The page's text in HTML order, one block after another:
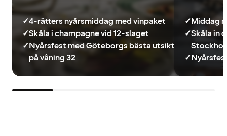
✓4-rätters nyårsmiddag med vinpaket
✓Skåla i champagne vid 12-slaget
✓Nyårsfest med Göteborgs bästa utsikt
på våning 32
✓Middag
✓Skåla in
✓